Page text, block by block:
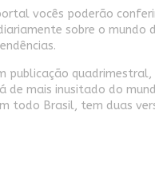
vocês poderão
sobre o mundo
publicação
de mais inusitado do
todo Brasil, tem duas